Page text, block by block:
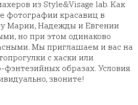
из Style&Visage lab. Как
фотографии красавиц в
Марии, Надежды и Евгении
но при этом одинаково
Мы приглашаем и вас на
с хаски или
образах. Условия
звоните!